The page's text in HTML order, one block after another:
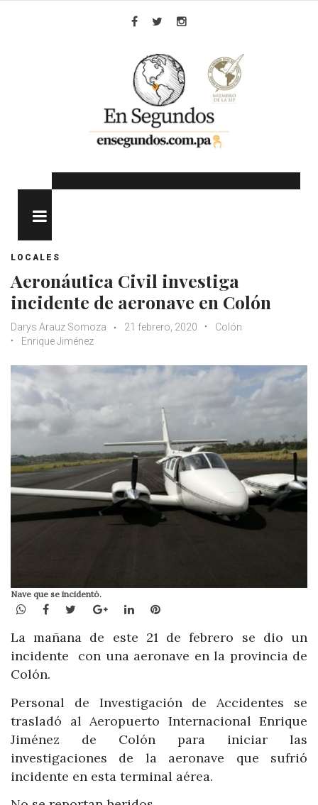
LOCALES
Aeronáutica Civil investiga
incidente de aeronave en Colón
Darys Arauz Somoza 21 febrero, 2020
Colón
Enrique Jiménez
Nave que se incidentó.
WhatsApp
Facebook
TwitterGoogle+LinkedInPinterest
La mañana de este 21 de febrero se dio un
incidente con una aeronave en la provincia de
Colón.
Personal de Investigación de Accidentes se
trasladó al Aeropuerto Internacional Enrique
Jiménez de Colón para iniciar las
investigaciones de la aeronave que sufrió
incidente en esta terminal aérea.